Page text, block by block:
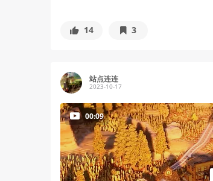
14 3
站点连连
2023-10-17
00:09